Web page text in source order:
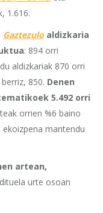
1.616.
Gaztezulo aldizkaria
: 894 orri
aldizkariak 870 orri
850. Denen
5.492 orri
orrien %6 baino
mantendu
artean,
urte osoan